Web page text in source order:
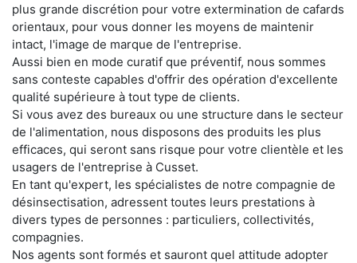
plus grande discrétion pour votre extermination de cafards
orientaux, pour vous donner les moyens de maintenir
intact, l'image de marque de l'entreprise.
Aussi bien en mode curatif que préventif, nous sommes
sans conteste capables d'offrir des opération d'excellente
qualité supérieure à tout type de clients.
Si vous avez des bureaux ou une structure dans le secteur
de l'alimentation, nous disposons des produits les plus
efficaces, qui seront sans risque pour votre clientèle et les
usagers de l'entreprise à Cusset.
En tant qu'expert, les spécialistes de notre compagnie de
désinsectisation, adressent toutes leurs prestations à
divers types de personnes : particuliers, collectivités,
compagnies.
Nos agents sont formés et sauront quel attitude adopter